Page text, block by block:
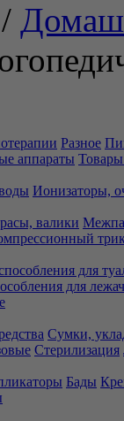
/
Разное
аппараты Товары
Ионизаторы,
валики
для
для
Сумки,
Стерилизация
Бады